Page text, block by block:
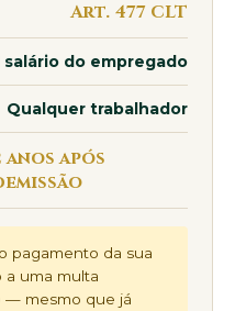
Art. 477 CLT
salário do empregado
Qualquer trabalhador
anos após
pagamento da sua
a uma multa
— mesmo que já